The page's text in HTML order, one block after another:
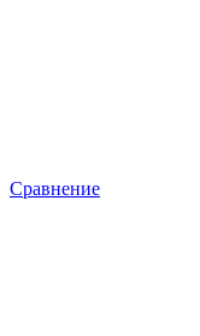
Сравнение